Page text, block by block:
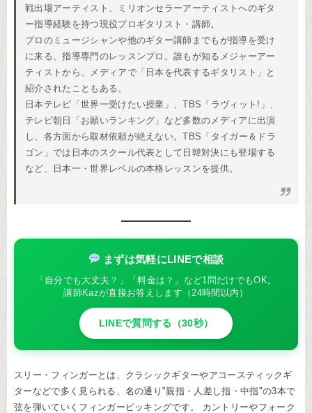
戦出場アーティスト、ミリオンセラーアーティストへのギタ
ー指導経験を持つ現役プロギタリスト・講師。
プロのミュージシャンや他のギター講師までもが指導を受け
に来る、指導専門のレッスンプロ。誰もが知るメジャーアー
ティストから、メディアで「日本を代表するギタリスト」と
紹介されたこともある。
日本テレビ「世界一受けたい授業」、TBS「ラヴィット!」、
テレビ朝日「お願いランキング」など多数のメディアに出演
し、各方面から取材依頼が絶えない。TBS「タイガー＆ドラ
ゴン」では日本のスクール代表として日韓対決にも登場する
など、日本一・世界レベルの本格レッスンを提供。
まずは気軽にLINEで相談
「自分でも大丈夫？」「料金は？」など1問だけでもOK。
講師Kazが直接お答えします（24時間以内）
LINEで質問する（30秒）
スリー・フィンガーとは、クラシックギターやアコースティックギ
ターなどで多く見られる、名の通り"親指・人差し指・中指"の3本で
弦を弾いていくフィンガーピッキングです。 カントリーやフォーク